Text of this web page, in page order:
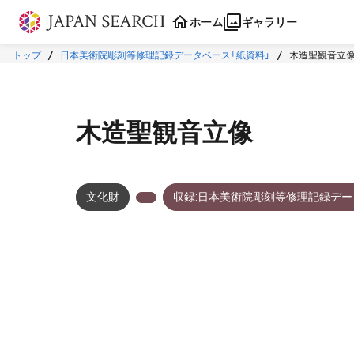
本文に飛ぶ
ホーム ギャラリー
トップ 日本美術院彫刻等修理記録データベース「紙資料」 木造聖観音立
木造聖観音立像
文化財 収録:日本美術院彫刻等修理記録デー